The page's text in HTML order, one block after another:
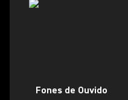
Fones de Ouvido